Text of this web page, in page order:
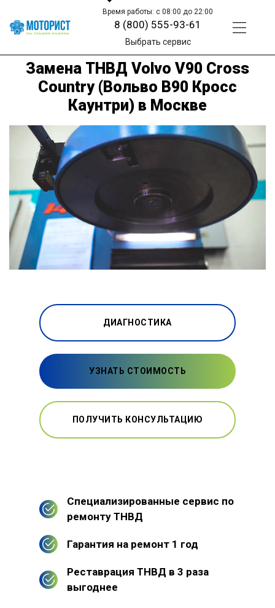
Время работы: с 08:00 до 22:00
8 (800) 555-93-61
Выбрать сервис
Замена ТНВД Volvo V90 Cross
Country (Вольво В90 Кросс
Каунтри) в Москве
ДИАГНОСТИКА
УЗНАТЬ СТОИМОСТЬ
ПОЛУЧИТЬ КОНСУЛЬТАЦИЮ
Специализированные сервис по
ремонту ТНВД
Гарантия на ремонт 1 год
Реставрация ТНВД в 3 раза
выгоднее